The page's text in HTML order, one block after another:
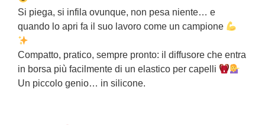
Si piega, si infila ovunque, non pesa niente… e
quando lo apri fa il suo lavoro come un campione
Compatto, pratico, sempre pronto: il diffusore che entra
in borsa più facilmente di un elastico per capelli
Un piccolo genio… in silicone.